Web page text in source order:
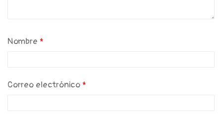
Nombre *
Correo electrónico *